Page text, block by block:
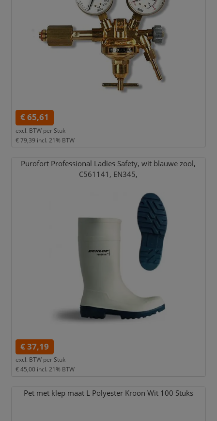
€ 65,61
excl. BTW per Stuk
€ 79,39 incl. 21% BTW
Purofort Professional Ladies Safety, wit blauwe zool,
C561141, EN345,
€ 37,19
excl. BTW per Stuk
€ 45,00 incl. 21% BTW
Pet met klep maat L Polyester Kroon Wit 100 Stuks